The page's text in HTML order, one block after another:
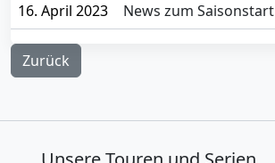
16. April 2023
News zum Saisonstart
Zurück